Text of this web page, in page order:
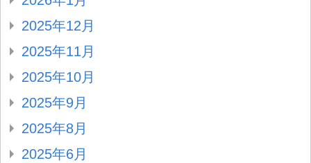
2025年12月
2025年11月
2025年10月
2025年9月
2025年8月
2025年6月